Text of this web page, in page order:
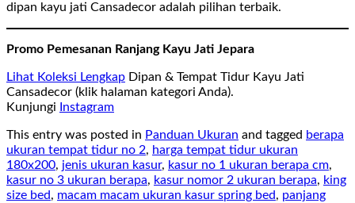
dipan kayu jati Cansadecor adalah pilihan terbaik.
Promo Pemesanan Ranjang Kayu Jati Jepara
Lihat Koleksi Lengkap Dipan & Tempat Tidur Kayu Jati
Cansadecor (klik halaman kategori Anda).
Kunjungi
Instagram
This entry was posted in Panduan Ukuran and tagged berapa
ukuran tempat tidur no 2, harga tempat tidur ukuran
180x200, jenis ukuran kasur, kasur no 1 ukuran berapa cm,
kasur no 3 ukuran berapa, kasur nomor 2 ukuran berapa, king
size bed, macam macam ukuran kasur spring bed, panjang